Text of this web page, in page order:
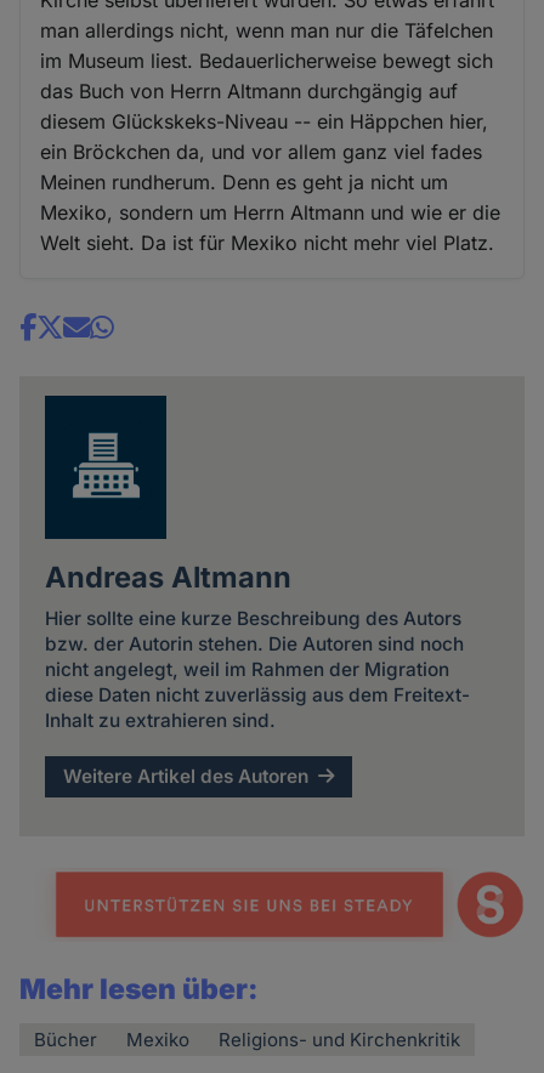
man allerdings nicht, wenn man nur die Täfelchen
im Museum liest. Bedauerlicherweise bewegt sich
das Buch von Herrn Altmann durchgängig auf
diesem Glückskeks-Niveau -- ein Häppchen hier,
ein Bröckchen da, und vor allem ganz viel fades
Meinen rundherum. Denn es geht ja nicht um
Mexiko, sondern um Herrn Altmann und wie er die
Welt sieht. Da ist für Mexiko nicht mehr viel Platz.
Share
Andreas Altmann
Hier sollte eine kurze Beschreibung des Autors
bzw. der Autorin stehen. Die Autoren sind noch
nicht angelegt, weil im Rahmen der Migration
diese Daten nicht zuverlässig aus dem Freitext-
Inhalt zu extrahieren sind.
Weitere Artikel des Autoren
Mehr lesen über:
Bücher Mexiko Religions- und Kirchenkritik